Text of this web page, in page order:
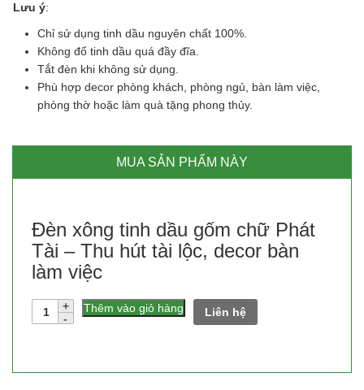
Lưu ý:
Chỉ sử dụng tinh dầu nguyên chất 100%.
Không đổ tinh dầu quá đầy đĩa.
Tắt đèn khi không sử dụng.
Phù hợp decor phòng khách, phòng ngủ, bàn làm việc,
phòng thờ hoặc làm quà tặng phong thủy.
MUA SẢN PHẨM NÀY
Đèn xông tinh dầu gốm chữ Phát
Tài – Thu hút tài lộc, decor bàn
làm việc
Số
lượng
Thêm vào giỏ hàng Liên hệ